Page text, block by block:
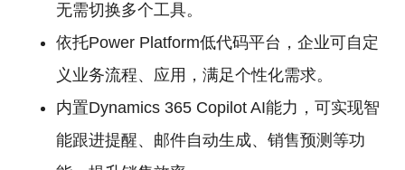
无需切换多个工具。
依托Power Platform低代码平台，企业可自定
义业务流程、应用，满足个性化需求。
内置Dynamics 365 Copilot AI能力，可实现智
能跟进提醒、邮件自动生成、销售预测等功